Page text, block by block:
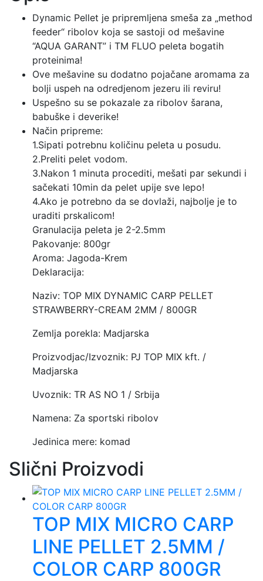
Dynamic Pellet je pripremljena smeša za „method
feeder“ ribolov koja se sastoji od mešavine
“AQUA GARANT” i TM FLUO peleta bogatih
proteinima!
Ove mešavine su dodatno pojačane aromama za
bolji uspeh na odredjenom jezeru ili reviru!
Uspešno su se pokazale za ribolov šarana,
babuške i deverike!
Način pripreme:
1.Sipati potrebnu količinu peleta u posudu.
2.Preliti pelet vodom.
3.Nakon 1 minuta procediti, mešati par sekundi i
sačekati 10min da pelet upije sve lepo!
4.Ako je potrebno da se dovlaži, najbolje je to
uraditi prskalicom!
Granulacija peleta je 2-2.5mm
Pakovanje: 800gr
Aroma: Jagoda-Krem
Deklaracija:
Naziv: TOP MIX DYNAMIC CARP PELLET
STRAWBERRY-CREAM 2MM / 800GR
Zemlja porekla: Madjarska
Proizvodjac/Izvoznik: PJ TOP MIX kft. /
Madjarska
Uvoznik: TR AS NO 1 / Srbija
Namena: Za sportski ribolov
Jedinica mere: komad
Slični Proizvodi
TOP MIX MICRO CARP
LINE PELLET 2.5MM /
COLOR CARP 800GR